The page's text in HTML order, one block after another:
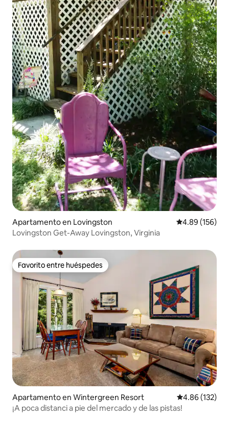
Apartamento en Lovingston Calificación
4.89 (156)
Lovingston Get-Away Lovingston, Virginia
Favorito entre huéspedes
Favorito entre huéspedes
Apartamento en Wintergreen Resort Calificación
4.86 (132)
¡A poca distanci a pie del mercado y de las pistas!